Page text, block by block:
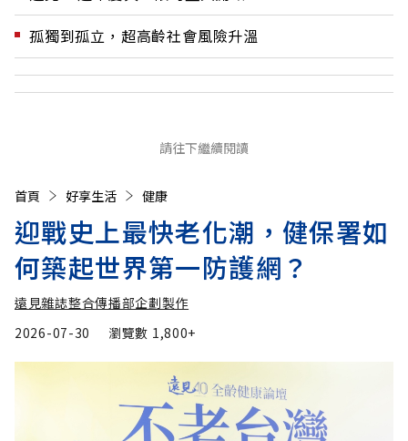
孤獨到孤立，超高齡社會風險升溫
請往下繼續閱讀
首頁 好享生活 健康
迎戰史上最快老化潮，健保署如
何築起世界第一防護網？
遠見雜誌整合傳播部企劃製作
2026-07-30
瀏覽數 1,800+